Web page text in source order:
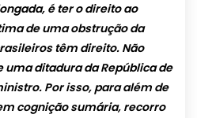
é ter o direito ao
de uma obstrução da
têm direito. Não
ditadura da República de
Por isso, para além de
cognição sumária, recorro